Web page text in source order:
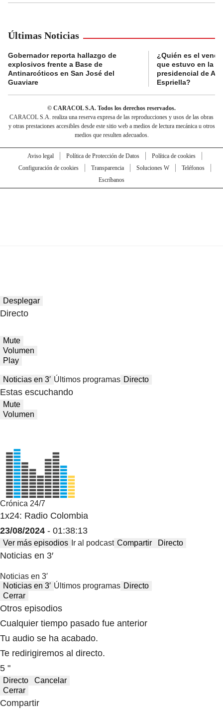
Últimas Noticias
Gobernador reporta hallazgo de
explosivos frente a Base de
Antinarcóticos en San José del
Guaviare
¿Quién es el
que estuvo en la
presidencial de
Espriella?
© CARACOL S.A. Todos los derechos reservados.
CARACOL S.A. realiza una reserva expresa de las reproducciones y usos de las obras
y otras prestaciones accesibles desde este sitio web a medios de lectura mecánica u otros
medios que resulten adecuados.
Aviso legal Política de Protección de Datos
Política de cookies
Configuración de cookies
Transparencia Soluciones W
Teléfonos
Escríbanos
Desplegar
Directo
Mute
Volumen
Play
Noticias en 3′ Últimos programas Directo
Estas escuchando
Mute
Volumen
Crónica 24/7
1x24: Radio Colombia
23/08/2024 - 01:38:13
Ver más episodios Ir al podcast Compartir Directo
Noticias en 3′
Noticias en 3′
Noticias en 3′ Últimos programas Directo
Cerrar
Otros episodios
Cualquier tiempo pasado fue anterior
Tu audio se ha acabado.
Te redirigiremos al directo.
5 "
Directo
Cancelar
Cerrar
Compartir